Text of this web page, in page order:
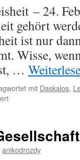
– 24.
gehört
ist nur
Wisse,
…
mit Daskalos,
für
Wahrheit
anikodrozdy